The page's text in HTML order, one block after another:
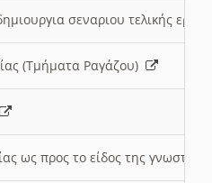
σεναριου τελικής
(Τμήματα Ραγάζου)
ως προς το είδος της